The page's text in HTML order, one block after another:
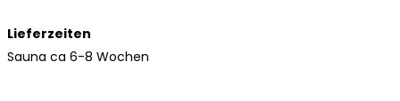
Lieferzeiten
Sauna ca 6-8 Wochen